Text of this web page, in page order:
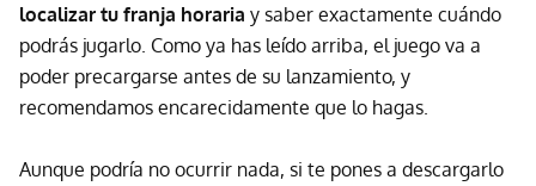
localizar tu franja horaria y saber exactamente cuándo
podrás jugarlo. Como ya has leído arriba, el juego va a
poder precargarse antes de su lanzamiento, y
recomendamos encarecidamente que lo hagas.
Aunque podría no ocurrir nada, si te pones a descargarlo